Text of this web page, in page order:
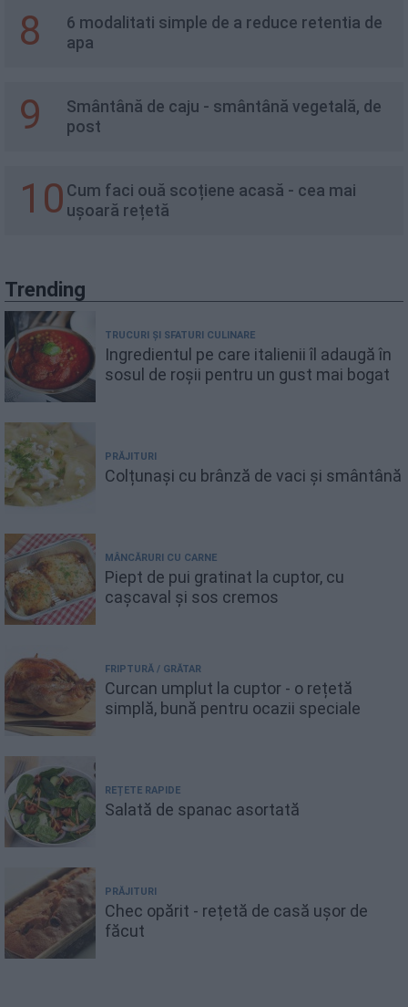
8
6 modalitati simple de a reduce retentia de
apa
9
Smântână de caju - smântână vegetală, de
post
10 Cum faci ouă scoțiene acasă - cea mai
ușoară rețetă
Trending
TRUCURI ȘI SFATURI CULINARE
Ingredientul pe care italienii îl adaugă în
sosul de roșii pentru un gust mai bogat
PRĂJITURI
Colțunași cu brânză de vaci și smântână
MÂNCĂRURI CU CARNE
Piept de pui gratinat la cuptor, cu
cașcaval și sos cremos
FRIPTURĂ / GRĂTAR
Curcan umplut la cuptor - o rețetă
simplă, bună pentru ocazii speciale
REȚETE RAPIDE
Salată de spanac asortată
PRĂJITURI
Chec opărit - rețetă de casă ușor de
făcut